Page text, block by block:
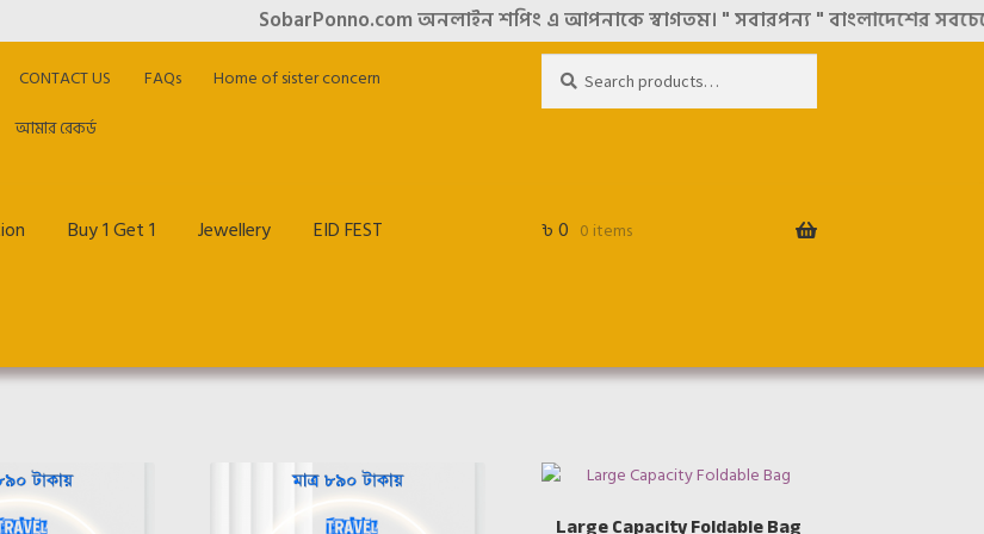
SobarPonno.com অনলাইন শপিং এ আপনাকে স্বাগতম। " সবারপন্য " বাংলাদেশের সবচেয়ে
CONTACT US FAQs
Home of sister concern
আমার রেকর্ড
for:
Buy 1 Get 1 Jewellery EID FEST
হাজিরা প্যানেল
৳0 0 items
Large Capacity Foldable Bag